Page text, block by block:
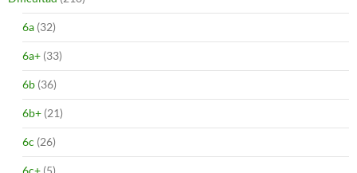
6a (32)
6a+ (33)
6b (36)
6b+ (21)
6c (26)
6c+ (5)